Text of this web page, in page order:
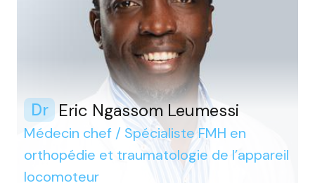
Dr Eric Ngassom Leumessi
Médecin chef / Spécialiste FMH en
orthopédie et traumatologie de l’appareil
locomoteur